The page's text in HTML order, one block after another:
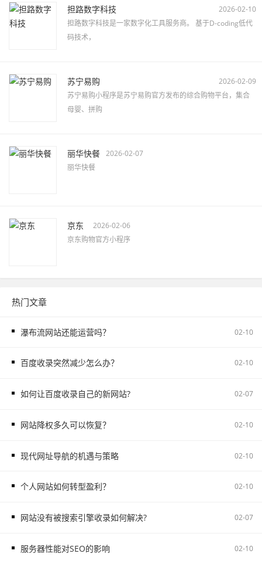
担路数字科技
2026-02-10
担路数字科技是一家数字化工具服务商。 基于D-coding低代
码技术，
苏宁易购
2026-02-09
苏宁易购小程序是苏宁易购官方发布的综合购物平台，集合
母婴、拼购
丽华快餐 2026-02-07
丽华快餐
京东
2026-02-06
京东购物官方小程序
热门文章
瀑布流网站还能运营吗？ 02-10
百度收录突然减少怎么办？ 02-10
如何让百度收录自己的新网站? 02-07
网站降权多久可以恢复？ 02-10
现代网址导航的机遇与策略 02-10
个人网站如何转型盈利？ 02-10
网站没有被搜索引擎收录如何解决? 02-07
服务器性能对SEO的影响 02-10